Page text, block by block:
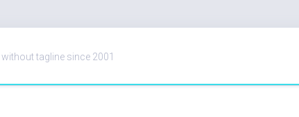
tagline since 2001